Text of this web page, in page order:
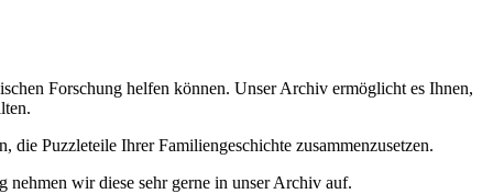
Forschung helfen können. Unser Archiv ermöglicht es Ihnen,
Puzzleteile Ihrer Familiengeschichte zusammenzusetzen.
nehmen wir diese sehr gerne in unser Archiv auf.